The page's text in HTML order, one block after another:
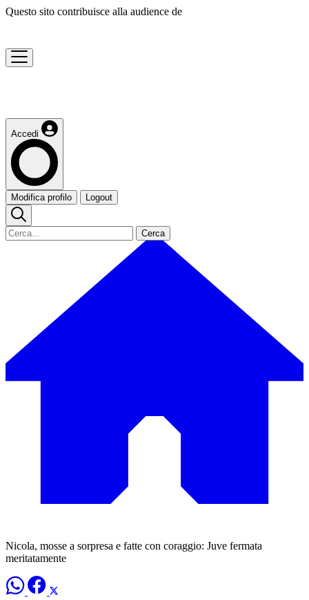
Questo sito contribuisce alla audience de
Accedi
Modifica profilo Logout
Cerca
Nicola, mosse a sorpresa e fatte con coraggio: Juve fermata
meritatamente